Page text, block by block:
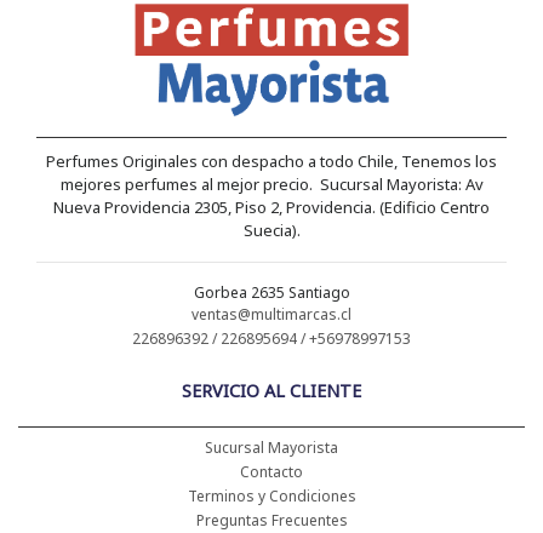
Perfumes Originales con despacho a todo Chile, Tenemos los
mejores perfumes al mejor precio. Sucursal Mayorista: Av
Nueva Providencia 2305, Piso 2, Providencia. (Edificio Centro
Suecia).
Gorbea 2635 Santiago
ventas@multimarcas.cl
226896392 / 226895694 / +56978997153
SERVICIO AL CLIENTE
Sucursal Mayorista
Contacto
Terminos y Condiciones
Preguntas Frecuentes